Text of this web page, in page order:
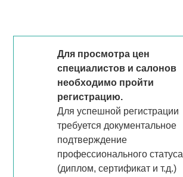
Для просмотра цен
специалистов и салонов
необходимо пройти
регистрацию.
Для успешной регистрации
требуется документальное
подтверждение
профессионального статуса
(диплом, сертификат и т.д.)